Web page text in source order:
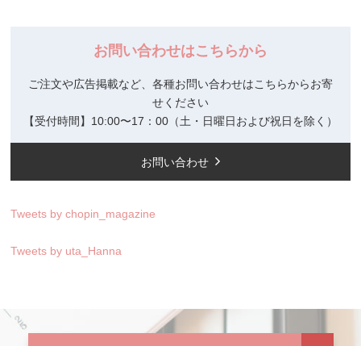
お問い合わせはこちらから
ご注文や広告掲載など、各種お問い合わせはこちらからお寄
せください
【受付時間】10:00〜17：00（土・日曜日および祝日を除く）
お問い合わせ
Tweets by chopin_magazine
Tweets by uta_Hanna